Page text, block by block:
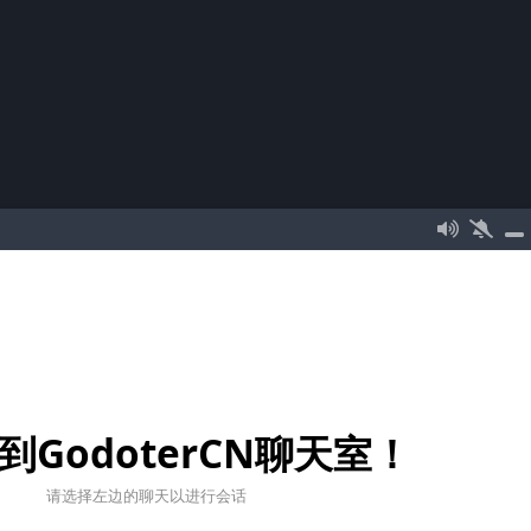
GodoterCN聊天室！
请选择左边的聊天以进行会话